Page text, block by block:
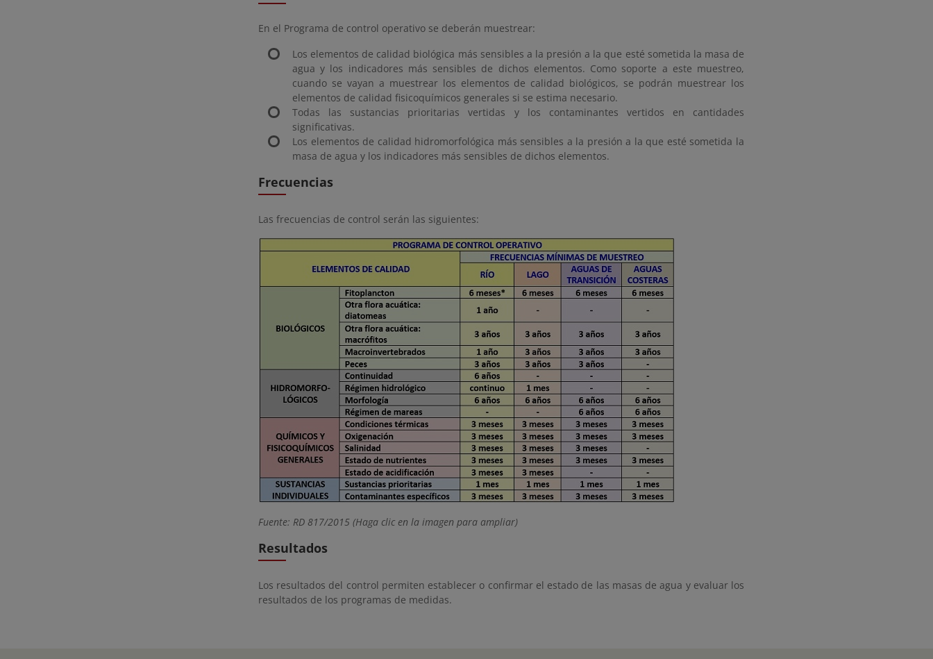
En el Programa de control operativo se deberán muestrear:
Los elementos de calidad biológica más sensibles a la presión a la que esté sometida la masa de
agua y los indicadores más sensibles de dichos elementos. Como soporte a este muestreo,
cuando se vayan a muestrear los elementos de calidad biológicos, se podrán muestrear los
elementos de calidad fisicoquímicos generales si se estima necesario.
Todas las sustancias prioritarias vertidas y los contaminantes vertidos en cantidades
significativas.
Los elementos de calidad hidromorfológica más sensibles a la presión a la que esté sometida la
masa de agua y los indicadores más sensibles de dichos elementos.
Frecuencias
Las frecuencias de control serán las siguientes:
Fuente: RD 817/2015 (Haga clic en la imagen para ampliar)
Resultados
Los resultados del control permiten establecer o confirmar el estado de las masas de agua y evaluar los
resultados de los programas de medidas.